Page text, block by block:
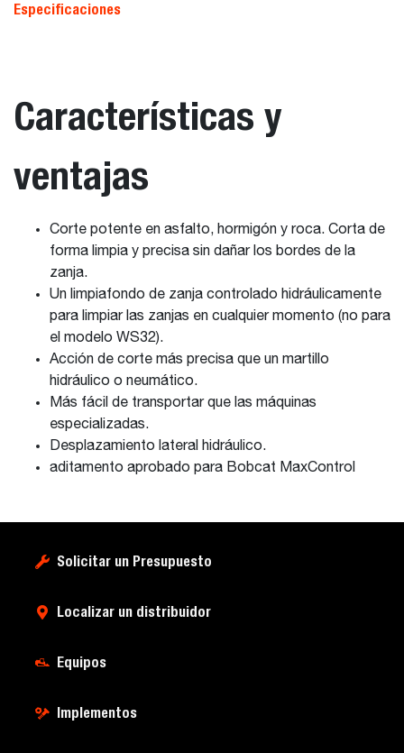
Especificaciones
Características y
ventajas
Corte potente en asfalto, hormigón y roca. Corta de
forma limpia y precisa sin dañar los bordes de la
zanja.
Un limpiafondo de zanja controlado hidráulicamente
para limpiar las zanjas en cualquier momento (no para
el modelo WS32).
Acción de corte más precisa que un martillo
hidráulico o neumático.
Más fácil de transportar que las máquinas
especializadas.
Desplazamiento lateral hidráulico.
aditamento aprobado para Bobcat MaxControl
Solicitar un Presupuesto
Localizar un distribuidor
Equipos
Implementos